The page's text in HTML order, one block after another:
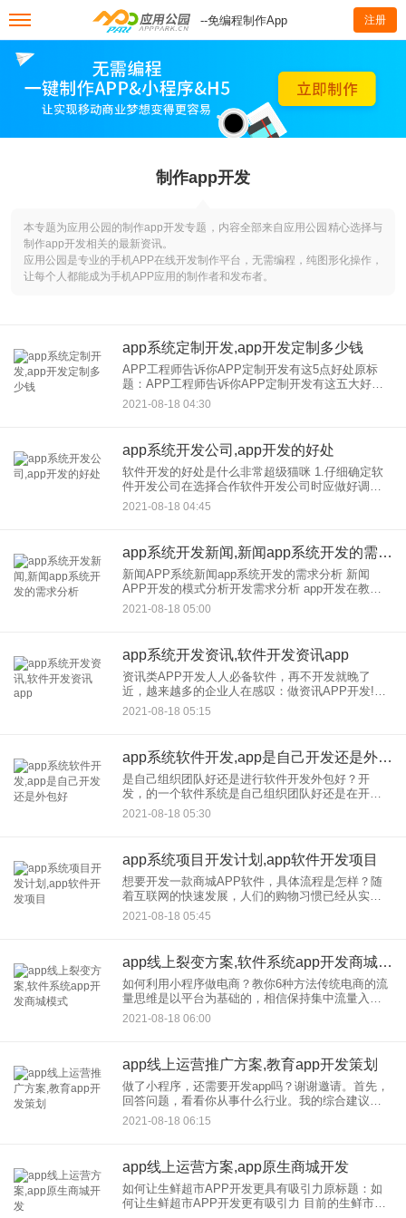
--免编程制作App 注册
制作app开发
本专题为应用公园的制作app开发专题，内容全部来自应用公园精心选择与
制作app开发相关的最新资讯。
应用公园是专业的手机APP在线开发制作平台，无需编程，纯图形化操作，
让每个人都能成为手机APP应用的制作者和发布者。
app系统定制开发,app开发定制多少钱
APP工程师告诉你APP定制开发有这5点好处原标
题：APP工程师告诉你APP定制开发有这五大好处
APP定制开发吸引人的是它的排他性。APP定制开
发可以属于公司运营模式。开发也可以融入公司或
2021-08-18 04:30
app系统开发公司,app开发的好处
软件开发的好处是什么非常超级猫咪 1.仔细确定软
件开发公司在选择合作软件开发公司时应做好调查
工作可以从软件规模开发公司，技术团队、行业口
碑、成品案例等方面进行调查。2.做好需求规划，明
2021-08-18 04:45
app系统开发新闻,新闻app系统开发的需求分析
新闻APP系统新闻app系统开发的需求分析 新闻
APP开发的模式分析开发需求分析 app开发在教
育？的基本流程是什么 教育？app开发的基本流程是
什么1。需求分析，了解用户对教育app开
2021-08-18 05:00
app系统开发资讯,软件开发资讯app
资讯类APP开发人人必备软件，再不开发就晚了
近，越来越多的企业人在感叹：做资讯APP开发!都
来不及了这是为什么？根据某机构的调查，APP的
必备类型是资讯APP。但是应用的种类太多了，资
2021-08-18 05:15
app系统软件开发,app是自己开发还是外包好
是自己组织团队好还是进行软件开发外包好？开
发，的一个软件系统是自己组织团队好还是在开发
外包？开展软件好这是很多互联网企业管理者的疑
问？ 这个问题的答案需要分两部分，不能一刀切！
2021-08-18 05:30
app系统项目开发计划,app软件开发项目
想要开发一款商城APP软件，具体流程是怎样？随
着互联网的快速发展，人们的购物习惯已经从实体
店变成了网购，很多企业人都在开发，定制的企业
购买了他们的电商软件app那么，电商软件开发？的
2021-08-18 05:45
app线上裂变方案,软件系统app开发商城模式
如何利用小程序做电商？教你6种方法传统电商的流
量思维是以平台为基础的，相信保持集中流量入
口，辅以折扣和促销，可以立于不败之地。 但互联
网下半年，流量红利逐渐消失，获客成本越来越
2021-08-18 06:00
app线上运营推广方案,教育app开发策划
做了小程序，还需要开发app吗？谢谢邀请。首先，
回答问题，看看你从事什么行业。我的综合建议需
要做。不能忽略其他渠道的用户。小程序是移动互
联网的后半壁江山，可以用来打造小程序，百度和
2021-08-18 06:15
app线上运营方案,app原生商城开发
如何让生鲜超市APP开发更具有吸引力原标题：如
何让生鲜超市APP开发更有吸引力 目前的生鲜市场